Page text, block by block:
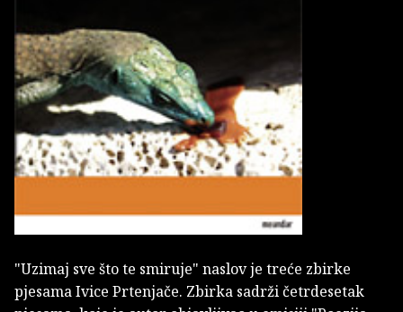
"Uzimaj sve što te smiruje" naslov je treće zbirke
pjesama Ivice Prtenjače. Zbirka sadrži četrdesetak